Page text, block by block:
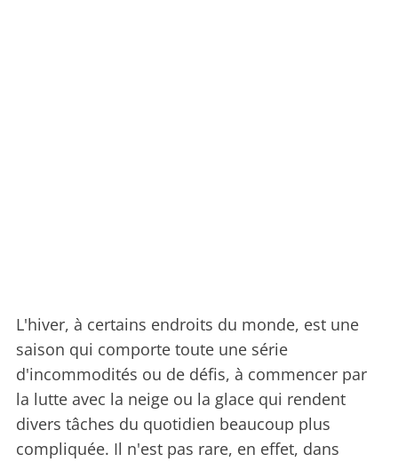
L'hiver, à certains endroits du monde, est une
saison qui comporte toute une série
d'incommodités ou de défis, à commencer par
la lutte avec la neige ou la glace qui rendent
divers tâches du quotidien beaucoup plus
compliquée. Il n'est pas rare, en effet, dans